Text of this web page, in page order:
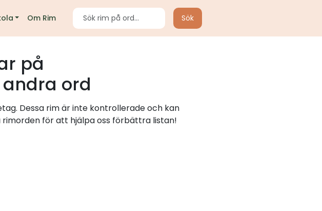
Om Rim Sök
på
ord
Dessa rim är inte kontrollerade och kan
för att hjälpa oss förbättra listan!